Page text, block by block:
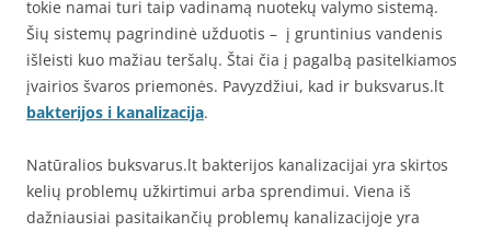
tokie namai turi taip vadinamą nuotekų valymo sistemą.
Šių sistemų pagrindinė užduotis – į gruntinius vandenis
išleisti kuo mažiau teršalų. Štai čia į pagalbą pasitelkiamos
įvairios švaros priemonės. Pavyzdžiui, kad ir buksvarus.lt
bakterijos i kanalizacija.
Natūralios buksvarus.lt bakterijos kanalizacijai yra skirtos
kelių problemų užkirtimui arba sprendimui. Viena iš
dažniausiai pasitaikančių problemų kanalizacijoje yra